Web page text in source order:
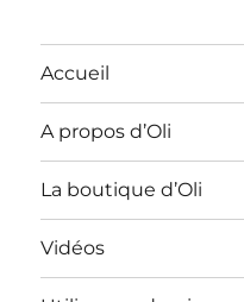
Accueil
A propos d’Oli
La boutique d’Oli
Vidéos